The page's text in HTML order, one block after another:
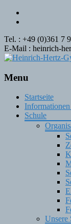
Tel. : +49 (0)361 7
E-Mail : heinrich-
Menu
Skip
content
Startseite
Schule
Unsere